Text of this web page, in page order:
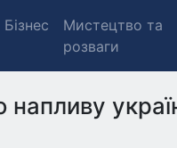
Бізнес
Мистецтво та
розваги